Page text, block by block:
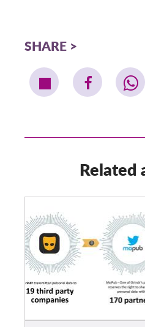
SHARE
Related